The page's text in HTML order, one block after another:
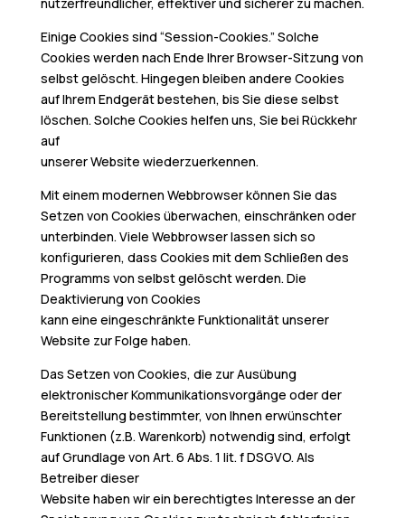
Einige Cookies sind “Session-Cookies.” Solche
Cookies werden nach Ende Ihrer Browser-Sitzung von
selbst gelöscht. Hingegen bleiben andere Cookies
auf Ihrem Endgerät bestehen, bis Sie diese selbst
löschen. Solche Cookies helfen uns, Sie bei Rückkehr
auf
unserer Website wiederzuerkennen.
Mit einem modernen Webbrowser können Sie das
Setzen von Cookies überwachen, einschränken oder
unterbinden. Viele Webbrowser lassen sich so
konfigurieren, dass Cookies mit dem Schließen des
Programms von selbst gelöscht werden. Die
Deaktivierung von Cookies
kann eine eingeschränkte Funktionalität unserer
Website zur Folge haben.
Das Setzen von Cookies, die zur Ausübung
elektronischer Kommunikationsvorgänge oder der
Bereitstellung bestimmter, von Ihnen erwünschter
Funktionen (z.B. Warenkorb) notwendig sind, erfolgt
auf Grundlage von Art. 6 Abs. 1 lit. f DSGVO. Als
Betreiber dieser
Website haben wir ein berechtigtes Interesse an der